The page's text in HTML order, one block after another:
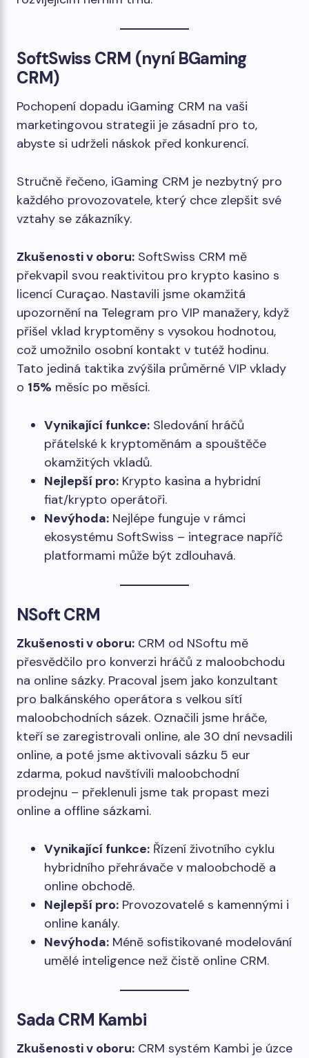
SoftSwiss CRM (nyní BGaming
CRM)
Pochopení dopadu iGaming CRM na vaši
marketingovou strategii je zásadní pro to,
abyste si udrželi náskok před konkurencí.
Stručně řečeno, iGaming CRM je nezbytný pro
každého provozovatele, který chce zlepšit své
vztahy se zákazníky.
Zkušenosti v oboru: SoftSwiss CRM mě
překvapil svou reaktivitou pro krypto kasino s
licencí Curaçao. Nastavili jsme okamžitá
upozornění na Telegram pro VIP manažery, když
přišel vklad kryptoměny s vysokou hodnotou,
což umožnilo osobní kontakt v tutéž hodinu.
Tato jediná taktika zvýšila průměrné VIP vklady
o 15% měsíc po měsíci.
Vynikající funkce: Sledování hráčů
přátelské k kryptoměnám a spouštěče
okamžitých vkladů.
Nejlepší pro: Krypto kasina a hybridní
fiat/krypto operátoři.
Nevýhoda: Nejlépe funguje v rámci
ekosystému SoftSwiss – integrace napříč
platformami může být zdlouhavá.
NSoft CRM
Zkušenosti v oboru: CRM od NSoftu mě
přesvědčilo pro konverzi hráčů z maloobchodu
na online sázky. Pracoval jsem jako konzultant
pro balkánského operátora s velkou sítí
maloobchodních sázek. Označili jsme hráče,
kteří se zaregistrovali online, ale 30 dní nevsadili
online, a poté jsme aktivovali sázku 5 eur
zdarma, pokud navštívili maloobchodní
prodejnu – překlenuli jsme tak propast mezi
online a offline sázkami.
Vynikající funkce: Řízení životního cyklu
hybridního přehrávače v maloobchodě a
online obchodě.
Nejlepší pro: Provozovatelé s kamennými i
online kanály.
Nevýhoda: Méně sofistikované modelování
umělé inteligence než čistě online CRM.
Sada CRM Kambi
Zkušenosti v oboru: CRM systém Kambi je úzce